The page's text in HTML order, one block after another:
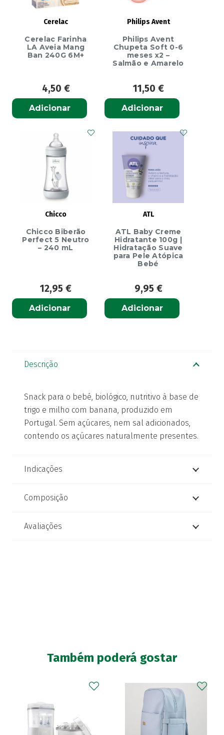
Cerelac
Cerelac Farinha
LA Aveia Mang
Ban 240G 6M+
4,50 €
Adicionar
Philips Avent
Philips Avent
Chupeta Soft 0-6
meses x2 –
Salmão e Amarelo
11,50 €
Adicionar
Chicco
Chicco Biberão
Perfect 5 Neutro
– 240 mL
12,95 €
Adicionar
ATL
ATL Baby Creme
Hidratante 100g |
Hidratação Suave
para Pele Atópica
Bebé
9,95 €
Adicionar
Descrição
Snack para o bebé, biológico, nutritivo à base de
trigo e milho com banana, produzido em
Portugal. Sem açúcares, nem sal adicionados,
contendo os açúcares naturalmente presentes.
Indicações
Composição
Avaliações
Também poderá gostar